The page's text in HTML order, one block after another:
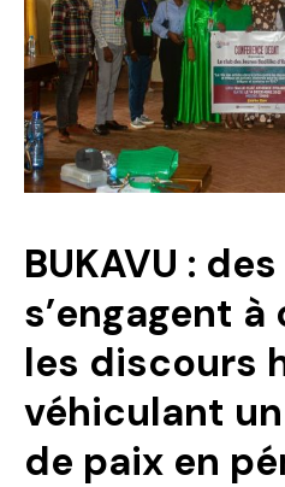
Politique
Technologies
Entreprenariat
BUKAVU :
s’engagent
les discours
véhiculant
de paix en